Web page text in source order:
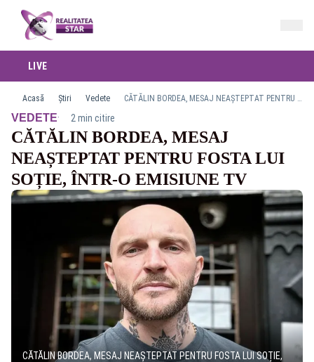
LIVE
Acasă Știri Vedete CĂTĂLIN BORDEA, MESAJ NEAȘTEPTAT PENTRU FOSTA LUI SOȚIE, ÎNTR-O EMISIUNE TV
VEDETE· 2 min citire
CĂTĂLIN BORDEA, MESAJ
NEAȘTEPTAT PENTRU FOSTA LUI
SOȚIE, ÎNTR-O EMISIUNE TV
CĂTĂLIN BORDEA, MESAJ NEAȘTEPTAT PENTRU FOSTA LUI SOȚIE,